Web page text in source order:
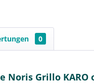
0
Grillo KARO